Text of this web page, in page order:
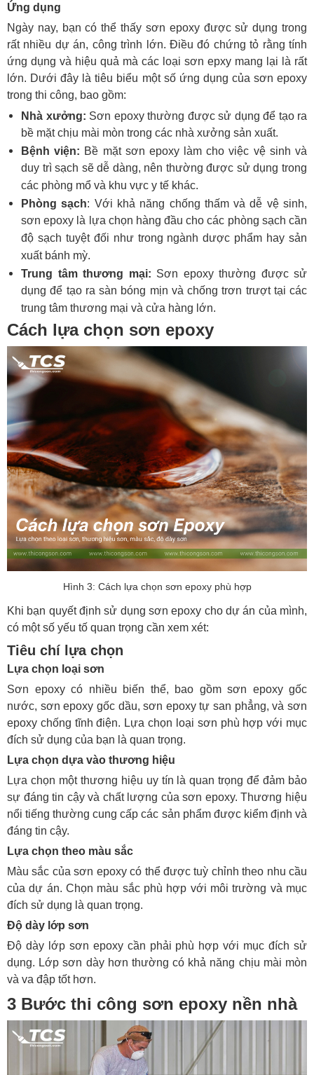
Ứng dụng
Ngày nay, bạn có thể thấy sơn epoxy được sử dụng trong
rất nhiều dự án, công trình lớn. Điều đó chứng tỏ rằng tính
ứng dụng và hiệu quả mà các loại sơn epxy mang lại là rất
lớn. Dưới đây là tiêu biểu một số ứng dụng của sơn epoxy
trong thi công, bao gồm:
Nhà xưởng: Sơn epoxy thường được sử dụng để tạo ra
bề mặt chịu mài mòn trong các nhà xưởng sản xuất.
Bệnh viện: Bề mặt sơn epoxy làm cho việc vệ sinh và
duy trì sạch sẽ dễ dàng, nên thường được sử dụng trong
các phòng mổ và khu vực y tế khác.
Phòng sạch: Với khả năng chống thấm và dễ vệ sinh,
sơn epoxy là lựa chọn hàng đầu cho các phòng sạch cần
độ sạch tuyệt đối như trong ngành dược phẩm hay sản
xuất bánh mỳ.
Trung tâm thương mại: Sơn epoxy thường được sử
dụng để tạo ra sàn bóng mịn và chống trơn trượt tại các
trung tâm thương mại và cửa hàng lớn.
Cách lựa chọn sơn epoxy
Hình 3: Cách lựa chọn sơn epoxy phù hợp
Khi bạn quyết định sử dụng sơn epoxy cho dự án của mình,
có một số yếu tố quan trọng cần xem xét:
Tiêu chí lựa chọn
Lựa chọn loại sơn
Sơn epoxy có nhiều biến thể, bao gồm sơn epoxy gốc
nước, sơn epoxy gốc dầu, sơn epoxy tự san phẳng, và sơn
epoxy chống tĩnh điện. Lựa chọn loại sơn phù hợp với mục
đích sử dụng của bạn là quan trọng.
Lựa chọn dựa vào thương hiệu
Lựa chọn một thương hiệu uy tín là quan trọng để đảm bảo
sự đáng tin cậy và chất lượng của sơn epoxy. Thương hiệu
nổi tiếng thường cung cấp các sản phẩm được kiểm định và
đáng tin cậy.
Lựa chọn theo màu sắc
Màu sắc của sơn epoxy có thể được tuỳ chỉnh theo nhu cầu
của dự án. Chọn màu sắc phù hợp với môi trường và mục
đích sử dụng là quan trọng.
Độ dày lớp sơn
Độ dày lớp sơn epoxy cần phải phù hợp với mục đích sử
dụng. Lớp sơn dày hơn thường có khả năng chịu mài mòn
và va đập tốt hơn.
3 Bước thi công sơn epoxy nền nhà